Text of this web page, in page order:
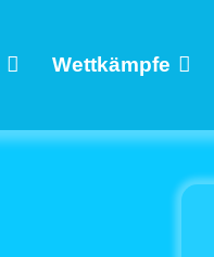
Wettkämpfe